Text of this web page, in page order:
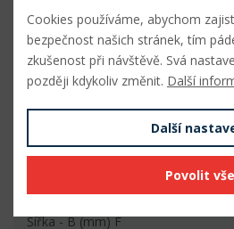
Vnější průměr (mm)
Šířka (mm)
Počet řad
Vnitřní průměr (mm)
Šířka - B (mm) F
Cookies používáme, abychom
bezpečnost našich stránek, tím
zkušenost při návštěvě. Svá
později kdykoliv změnit. Další
Další
Povolit vše